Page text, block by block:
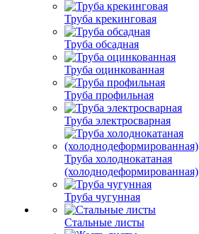
Труба крекинговая
Труба обсадная
Труба оцинкованная
Труба профильная
Труба электросварная
Труба холоднокатаная
(холоднодеформированная)
Труба чугунная
Стальные листы